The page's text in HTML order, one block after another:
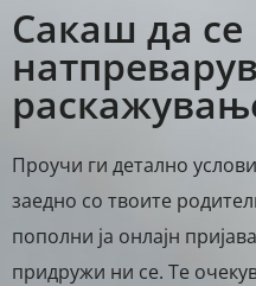
Сакаш да се
Проучи ги детално
заедно со твоите
пополни ја онлајн
придружи ни се. Те